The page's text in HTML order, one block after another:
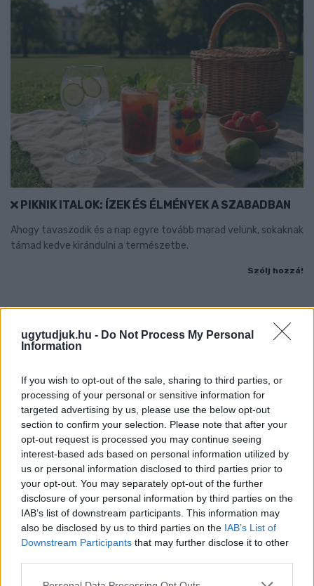
ugytudjuk.hu - Do Not Process My Personal
Information
If you wish to opt-out of the sale, sharing to third parties, or
processing of your personal or sensitive information for
targeted advertising by us, please use the below opt-out
section to confirm your selection. Please note that after your
opt-out request is processed you may continue seeing
interest-based ads based on personal information utilized by
us or personal information disclosed to third parties prior to
your opt-out. You may separately opt-out of the further
disclosure of your personal information by third parties on the
IAB’s list of downstream participants. This information may
also be disclosed by us to third parties on the IAB’s List of
Downstream Participants that may further disclose it to other
Please note that this website/app uses one or more Google
PIKNIK ITALOK: ÍZEK ÉS ÉLMÉNYEK A SZABADBAN
Ahogy tavaszodik és a nap egyre tovább marad velünk, sokaknak
támad kedve kirándulni a természetbe.
Szólj hozzá!
ÖRÖMHÍR: TÍZ ÉVE NEM VOLT ILYEN ALACSONY AZ
INFLÁCIÓ MAGYARORSZÁGON